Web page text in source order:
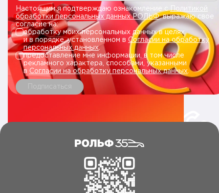
Настоящим я подтверждаю ознакомление сПолитикой
обработки персональных данных РОЛЬФ, выражаю свое
согласие на:
обработку моих персональных данных в целях
и в порядке, установленном в Согласии на обработку
персональных данных.
предоставление мне информации, в том числе
рекламного характера, способами, указанными
в Согласии на обработку персональных данных
Подписаться